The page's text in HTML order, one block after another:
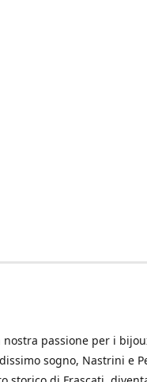
nostra passione per i
sogno, Nastrini e